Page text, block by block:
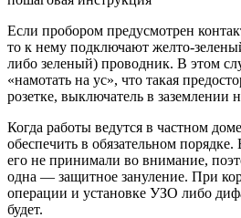
Если пробором предусмотрен
то к нему подключают желто-
либо зеленый) проводник. В этом
«намотать на ус», что такая
розетке, выключатель в заземлении
Когда работы ведутся в частном
обеспечить в обязательном
его не принимали во внимание,
одна — защитное зануление. При
операции и установке УЗО либо
будет.